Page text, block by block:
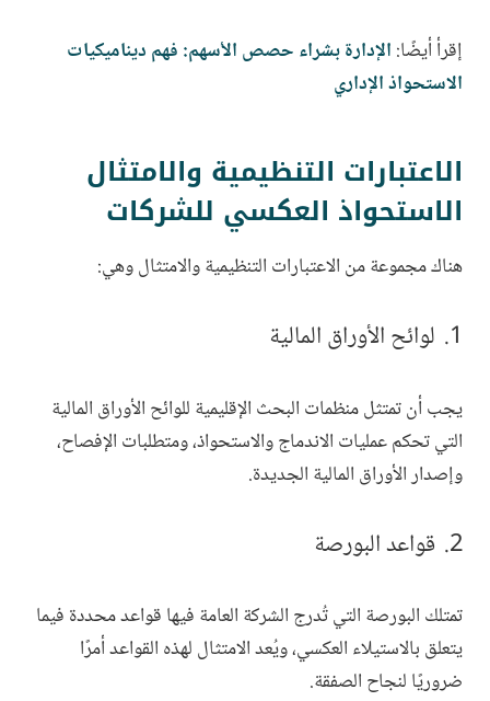
إقرأ أيضًا: الإدارة بشراء حصص الأسهم: فهم ديناميكيات
الاستحواذ الإداري
الاعتبارات التنظيمية والامتثال
الاستحواذ العكسي للشركات
هناك مجموعة من الاعتبارات التنظيمية والامتثال وهي:
لوائح الأوراق المالية
يجب أن تمتثل منظمات البحث الإقليمية للوائح الأوراق المالية
التي تحكم عمليات الاندماج والاستحواذ، ومتطلبات الإفصاح،
وإصدار الأوراق المالية الجديدة.
قواعد البورصة
تمتلك البورصة التي تُدرج الشركة العامة فيها قواعد محددة فيما
يتعلق بالاستيلاء العكسي، ويُعد الامتثال لهذه القواعد أمرًا
ضروريًا لنجاح الصفقة.